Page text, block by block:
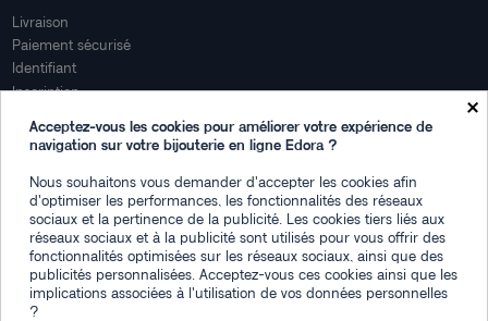
Livraison
Paiement sécurisé
Identifiant
Inscription
Mon espace
Suivi de commande
Connexion
Créez votre compte
Des questions
Contactez-nous
×
Acceptez-vous les cookies pour améliorer votre expérience de
navigation sur votre bijouterie en ligne Edora ?
Nous souhaitons vous demander d'accepter les cookies afin
d'optimiser les performances, les fonctionnalités des réseaux
sociaux et la pertinence de la publicité. Les cookies tiers liés aux
réseaux sociaux et à la publicité sont utilisés pour vous offrir des
fonctionnalités optimisées sur les réseaux sociaux, ainsi que des
publicités personnalisées. Acceptez-vous ces cookies ainsi que les
implications associées à l'utilisation de vos données personnelles
?